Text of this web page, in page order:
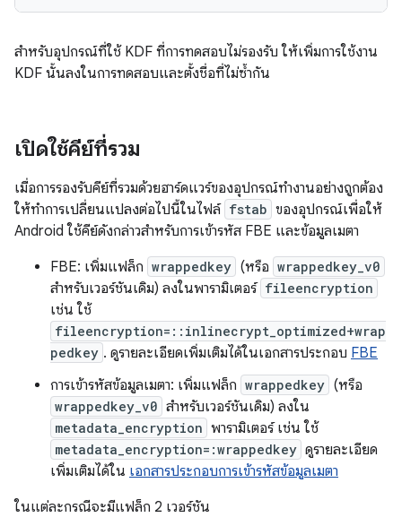
สำหรับอุปกรณ์ที่ใช้ KDF ที่การทดสอบไม่รองรับ ให้เพิ่มการใช้งาน
KDF นั้นลงในการทดสอบและตั้งชื่อที่ไม่ซ้ำกัน
เปิดใช้คีย์ที่รวม
เมื่อการรองรับคีย์ที่รวมด้วยฮาร์ดแวร์ของอุปกรณ์ทำงานอย่างถูกต้อง
ให้ทำการเปลี่ยนแปลงต่อไปนี้ในไฟล์ fstab ของอุปกรณ์เพื่อให้
Android ใช้คีย์ดังกล่าวสำหรับการเข้ารหัส FBE และข้อมูลเมตา
FBE: เพิ่มแฟล็ก wrappedkey (หรือ wrappedkey_v0
สำหรับเวอร์ชันเดิม) ลงในพารามิเตอร์ fileencryption
เช่น ใช้
fileencryption=::inlinecrypt_optimized+wrap
pedkey . ดูรายละเอียดเพิ่มเติมได้ในเอกสารประกอบ FBE
การเข้ารหัสข้อมูลเมตา: เพิ่มแฟล็ก wrappedkey (หรือ
wrappedkey_v0 สำหรับเวอร์ชันเดิม) ลงใน
metadata_encryption พารามิเตอร์ เช่น ใช้
metadata_encryption=:wrappedkey ดูรายละเอียด
เพิ่มเติมได้ใน เอกสารประกอบการเข้ารหัสข้อมูลเมตา
ในแต่ละกรณีจะมีแฟล็ก 2 เวอร์ชัน